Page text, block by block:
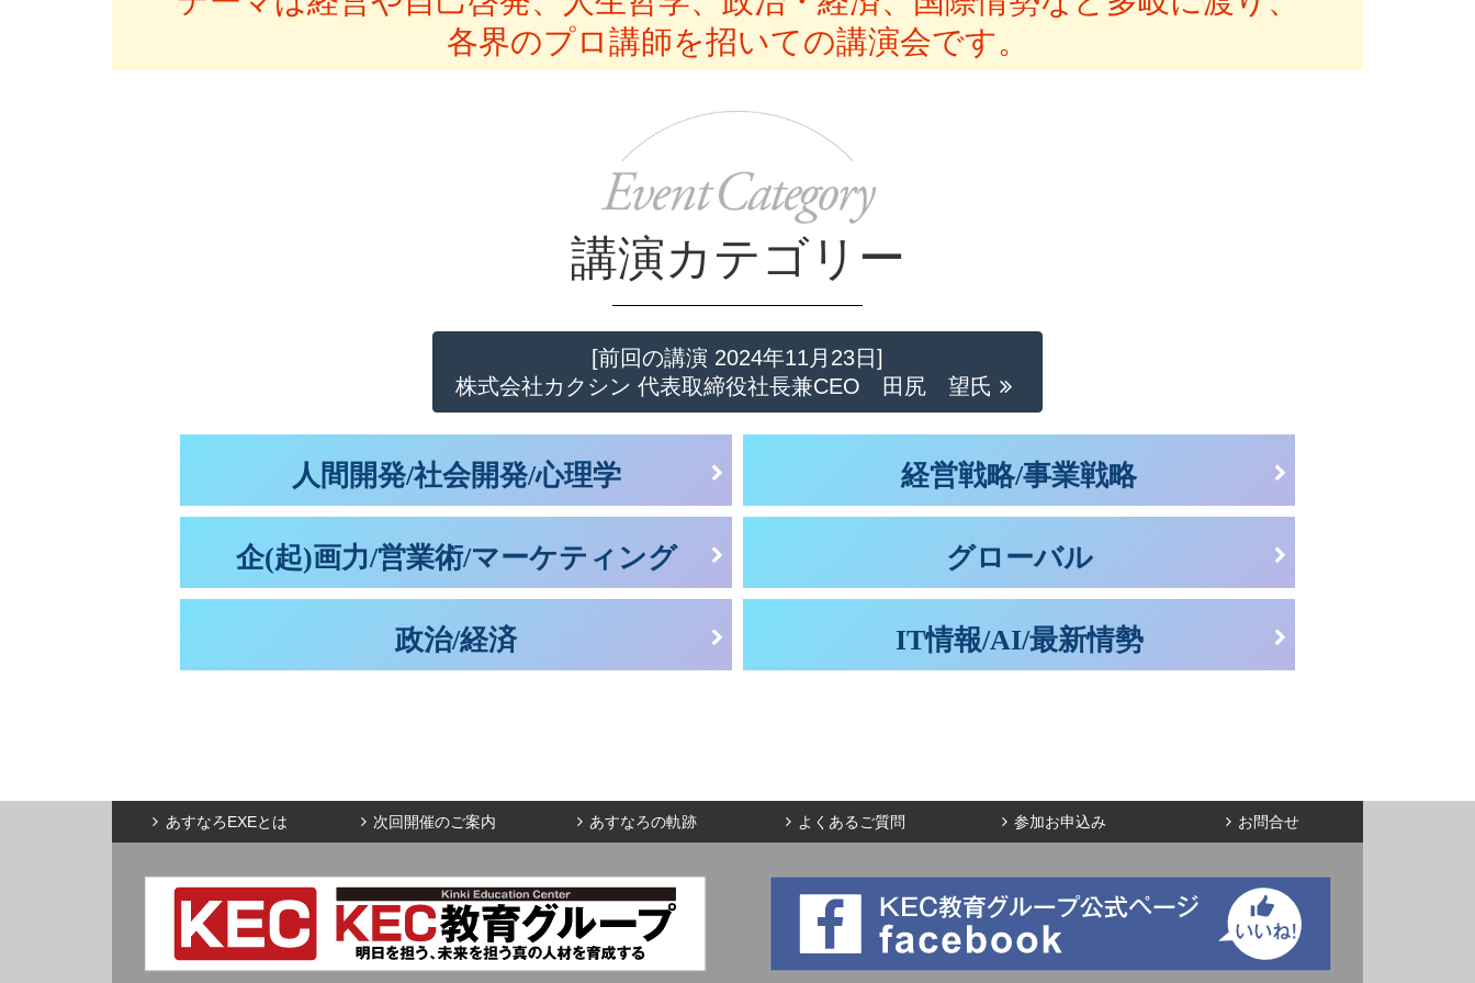
各界のプロ講師を招いての講演会です。
講演カテゴリー
[前回の講演 2024年11月23日]
株式会社カクシン 代表取締役社長兼CEO
田尻 望氏
人間開発/社会開発/心理学 経営戦略/事業戦略
企(起)画力/営業術/マーケティング グローバル
政治/経済 IT情報/AI/最新情勢
あすなろEXEとは 次回開催のご案内 あすなろの軌跡 よくあるご質問 参加お申込み お問合せ